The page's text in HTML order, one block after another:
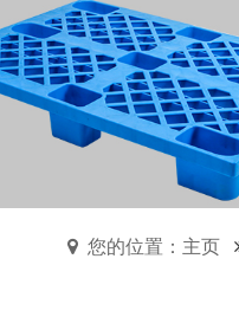
您的位置：主页